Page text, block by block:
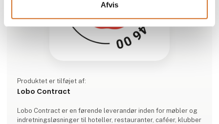
Afvis
Produktet er tilføjet af:
Lobo Contract
Lobo Contract er en førende leverandør inden for møbler og
indretningsløsninger til hoteller, restauranter, caféer, klubber